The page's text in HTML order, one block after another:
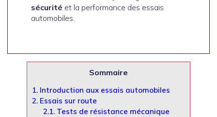
sécurité et la performance des essais
automobiles.
Sommaire
1. Introduction aux essais automobiles
2. Essais sur route
2.1.Tests de résistance mécanique